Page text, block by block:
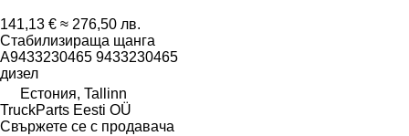
141,13 € ≈ 276,50 лв.
Стабилизираща щанга
A9433230465 9433230465
дизел
Естония, Tallinn
TruckParts Eesti OÜ
Свържете се с продавача